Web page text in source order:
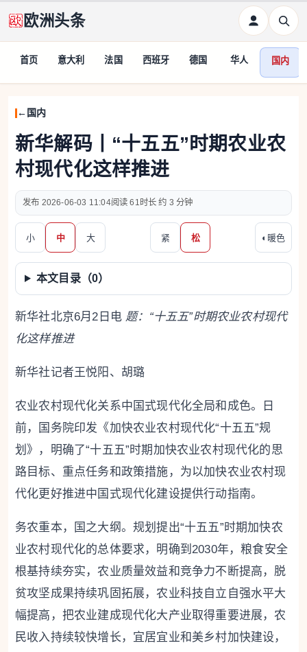
欧洲头条
首页 意大利 法国 西班牙 德国 华人 国内
国内
新华解码丨“十五五”时期农业农
村现代化这样推进
2026-06-03 11:04 61 约 3 分钟
小 中 大 紧 松 ◐ 暖色
本文目录（0）
新华社北京6月2日电 题：“十五五”时期农业农村现代
化这样推进
新华社记者王悦阳、胡璐
农业农村现代化关系中国式现代化全局和成色。日
前，国务院印发《加快农业农村现代化“十五五”规
划》，明确了“十五五”时期加快农业农村现代化的思
路目标、重点任务和政策措施，为以加快农业农村现
代化更好推进中国式现代化建设提供行动指南。
务农重本，国之大纲。规划提出“十五五”时期加快农
业农村现代化的总体要求，明确到2030年，粮食安全
根基持续夯实，农业质量效益和竞争力不断提高，脱
贫攻坚成果持续巩固拓展，农业科技自立自强水平大
幅提高，把农业建成现代化大产业取得重要进展，农
民收入持续较快增长，宜居宜业和美乡村加快建设，